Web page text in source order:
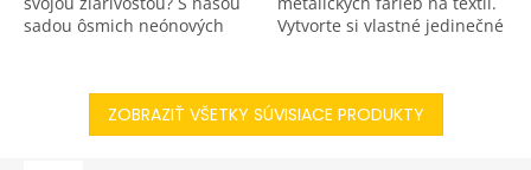
sadou ôsmich neónových
- bielo tričko,...
Vytvorte si vlastné jedinečné
metalické farby na textil sú...
ZOBRAZIŤ VŠETKY SÚVISIACE PRODUKTY